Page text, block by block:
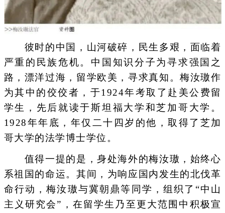
彼时的中国，山河破碎，民生多艰，面临着
严重的民族危机。中国知识分子为寻求强国之
路，漂洋过海，留学欧美，寻求真知。梅汝璈作
为其中的佼佼者，于1924年考取了赴美公费留
学生，先后就读于斯坦福大学和芝加哥大学。
1928年年底，年仅二十四岁的他，取得了芝加
哥大学的法学博士学位。
值得一提的是，身处海外的梅汝璈，始终心
系祖国的命运。其间，为响应国内发生的北伐革
命行动，梅汝璈与冀朝鼎等同学，组织了“中山
主义研究会”，在留学生乃至更大范围中积极宣